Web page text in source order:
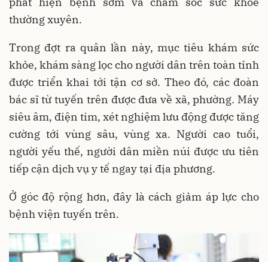
thường xuyên.
Trong đợt ra quân lần này, mục tiêu khám sức
khỏe, khám sàng lọc cho người dân trên toàn tỉnh
được triển khai tới tận cơ sở. Theo đó, các đoàn
bác sĩ từ tuyến trên được đưa về xã, phường. Máy
siêu âm, điện tim, xét nghiệm lưu động được tăng
cường tới vùng sâu, vùng xa. Người cao tuổi,
người yếu thế, người dân miền núi được ưu tiên
tiếp cận dịch vụ y tế ngay tại địa phương.
Ở góc độ rộng hơn, đây là cách giảm áp lực cho
bệnh viện tuyến trên.